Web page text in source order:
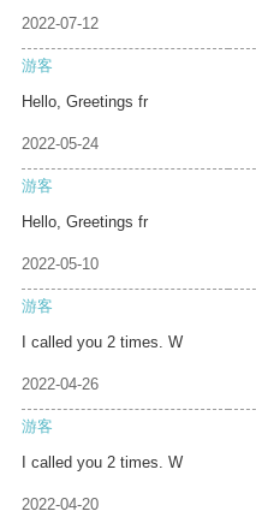
2022-07-12
游客
Hello, Greetings fr
2022-05-24
游客
Hello, Greetings fr
2022-05-10
游客
I called you 2 times. W
2022-04-26
游客
I called you 2 times. W
2022-04-20